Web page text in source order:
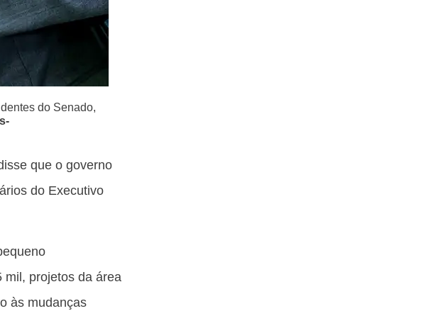
do Senado,
que o governo
do Executivo
mil, projetos da área
às mudanças